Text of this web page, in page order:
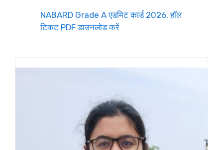
NABARD Grade A एडमिट कार्ड 2026, हॉल
टिकट PDF डाउनलोड करें